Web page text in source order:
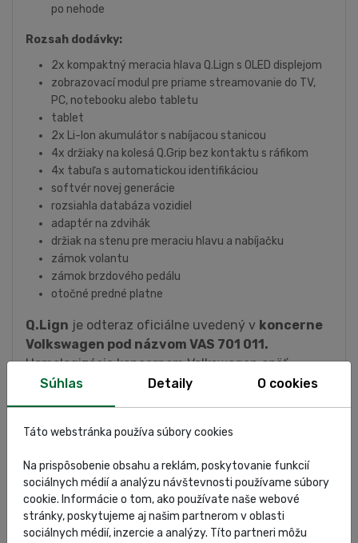
po nehode
Rozsah dodávky:
2x kompaktný meracia hlava Q.Lign s OLED displejom
zobrazovací modul pre priame streamovanie do TV,
PC, notebooku alebo tabletu
tablet
2x Li-Ion akumulátor s nabíjacou stanicou
4x držiaky na kolesá Q.Grip bez kontaktu s ráfikom
4x tabuľa s automatickou identifikáciou
softvér novej generácie
rozsiahla databáza vozidiel
adaptér na zdvihák
držiak na stenu pre meraciu hlavu a nabíjačku
zámok volantu
zámok brzdového pedálu
otočné predné platne
Q.Lign je odteraz oficiálne uvedený v koncerne
Volkswagen pod názvom VAS 701 011.
Homologizácia koncernom Volkswagen opäť
potvrdzuje kvalitu a precíznosť zariadenia na
Súhlas Detaily O cookies
Táto webstránka používa súbory cookies
Na prispôsobenie obsahu a reklám, poskytovanie funkcií
sociálnych médií a analýzu návštevnosti používame súbory
cookie. Informácie o tom, ako používate naše webové
stránky, poskytujeme aj našim partnerom v oblasti
sociálnych médií, inzercie a analýzy. Títo partneri môžu